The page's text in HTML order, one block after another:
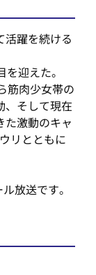
活躍を続ける
迎えた。
筋肉少女帯の
、そして現在
た激動のキャ
リとともに
放送です。